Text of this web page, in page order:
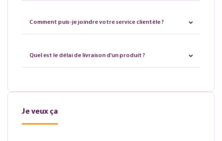
Comment puis-je joindre votre service clientèle ?
Quel est le délai de livraison d'un produit ?
Je veux ça